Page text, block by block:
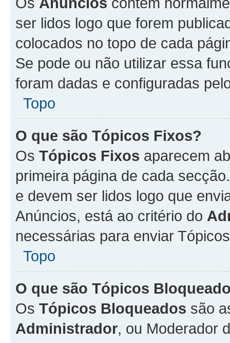
ser lidos logo que forem
colocados no topo de cada
Se pode ou não utilizar essa
foram dadas e configuradas
Topo
O que são Tópicos Fixos?
Os Tópicos Fixos aparecem
primeira página de cada
e devem ser lidos logo que
Anúncios, está ao critério do
necessárias para enviar
Topo
O que são Tópicos
Os Tópicos Bloqueados são
Administrador, ou Moderador